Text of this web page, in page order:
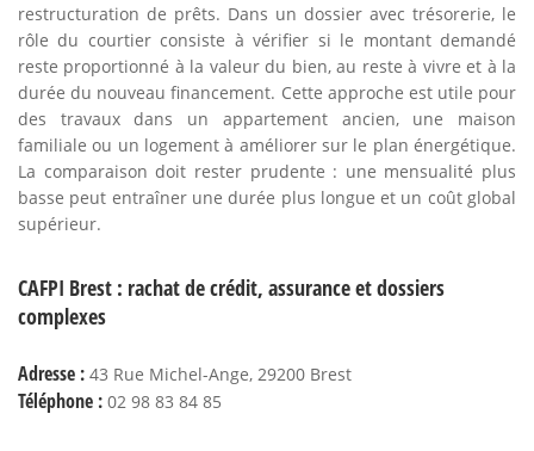
restructuration de prêts. Dans un dossier avec trésorerie, le
rôle du courtier consiste à vérifier si le montant demandé
reste proportionné à la valeur du bien, au reste à vivre et à la
durée du nouveau financement. Cette approche est utile pour
des travaux dans un appartement ancien, une maison
familiale ou un logement à améliorer sur le plan énergétique.
La comparaison doit rester prudente : une mensualité plus
basse peut entraîner une durée plus longue et un coût global
supérieur.
CAFPI Brest : rachat de crédit, assurance et dossiers
complexes
Adresse : 43 Rue Michel-Ange, 29200 Brest
Téléphone : 02 98 83 84 85